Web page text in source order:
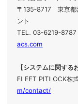
〒135-8717 東京都
ント
TEL. 03-6219-8787
acs.com
【システムに関する
FLEET PITLOCK株
m/contact/